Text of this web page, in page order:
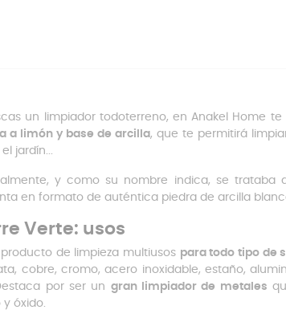
un limpiador todoterreno, en Anakel Home
a limón y base de arcilla, que te permitirá
jardín...
y como su nombre indica, se
en formato de auténtica piedra de arcilla
Verte: usos
producto de limpieza multiusos para todo tipo de
cobre, cromo, acero inoxidable, estaño,
por ser un gran limpiador de metales
y óxido.